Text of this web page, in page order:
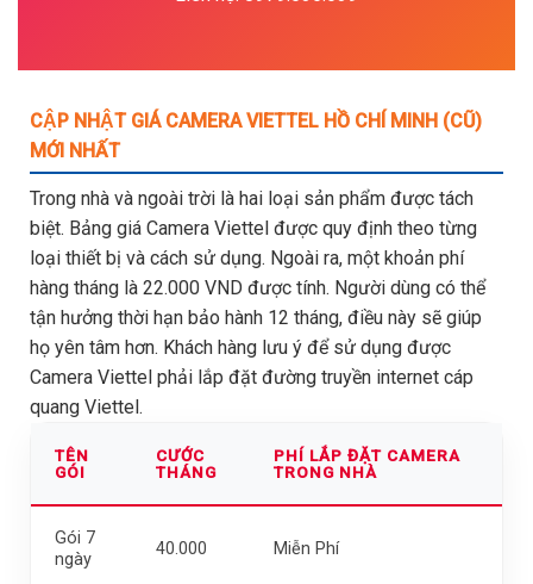
CẬP NHẬT GIÁ CAMERA VIETTEL HỒ CHÍ MINH (CŨ)
MỚI NHẤT
Trong nhà và ngoài trời là hai loại sản phẩm được tách
biệt. Bảng giá Camera Viettel được quy định theo từng
loại thiết bị và cách sử dụng. Ngoài ra, một khoản phí
hàng tháng là 22.000 VND được tính. Người dùng có thể
tận hưởng thời hạn bảo hành 12 tháng, điều này sẽ giúp
họ yên tâm hơn. Khách hàng lưu ý để sử dụng được
Camera Viettel phải lắp đặt đường truyền internet cáp
quang Viettel.
TÊN
GÓI
CƯỚC
THÁNG
PHÍ LẮP ĐẶT CAMERA
TRONG NHÀ
Gói 7
ngày
40.000 Miễn Phí